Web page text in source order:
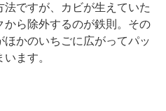
ですが、カビが生えていた
から除外するのが鉄則。その
かのいちごに広がってパッ
ます。